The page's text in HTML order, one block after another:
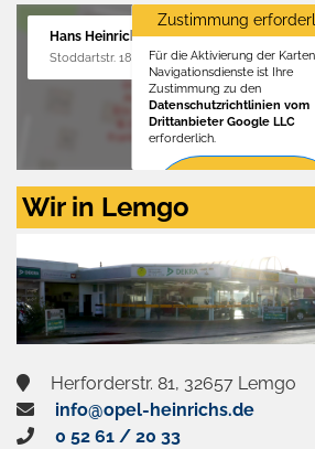
Hans Heinrichs GmbH
Stoddartstr. 18, 32758 Detmold
Zustimmung
Für die Aktivierung der
Navigationsdienste ist Ihre
Zustimmung zu den
Datenschutzrichtlinien vom
Drittanbieter Google LLC
erforderlich.
Zustimmen
aktivieren
Wir in Lemgo
Herforderstr. 81, 32657 Lemgo
info@opel-heinrichs.de
0 52 61 / 20 33